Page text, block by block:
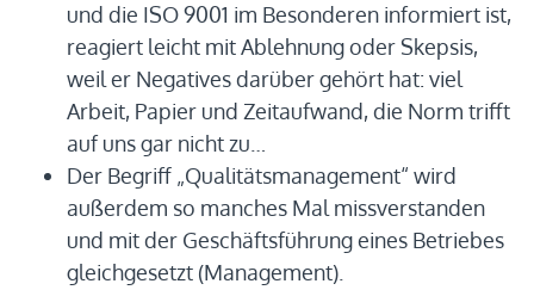
und die ISO 9001 im Besonderen informiert ist,
reagiert leicht mit Ablehnung oder Skepsis,
weil er Negatives darüber gehört hat: viel
Arbeit, Papier und Zeitaufwand, die Norm trifft
auf uns gar nicht zu…
Der Begriff „Qualitätsmanagement“ wird
außerdem so manches Mal missverstanden
und mit der Geschäftsführung eines Betriebes
gleichgesetzt (Management).